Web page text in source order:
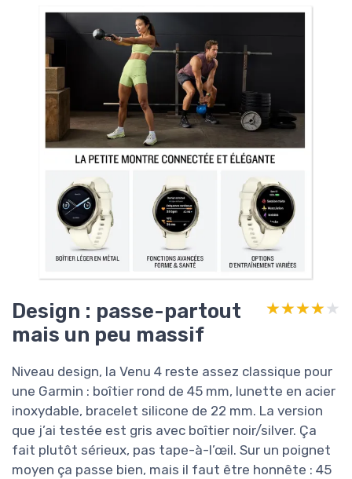
Design : passe-partout
mais un peu massif
★★★★★
★★★★★
Niveau design, la Venu 4 reste assez classique pour
une Garmin : boîtier rond de 45 mm, lunette en acier
inoxydable, bracelet silicone de 22 mm. La version
que j’ai testée est gris avec boîtier noir/silver. Ça
fait plutôt sérieux, pas tape-à-l’œil. Sur un poignet
moyen ça passe bien, mais il faut être honnête : 45